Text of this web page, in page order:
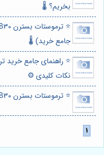
بخریم؟ 🌡️
جامع خرید) 🌡️
نکات کلیدی ⚙️
⭐️ ترموستات بسترن B30: راهنمای جامع خرید و نگهداری ⚙️